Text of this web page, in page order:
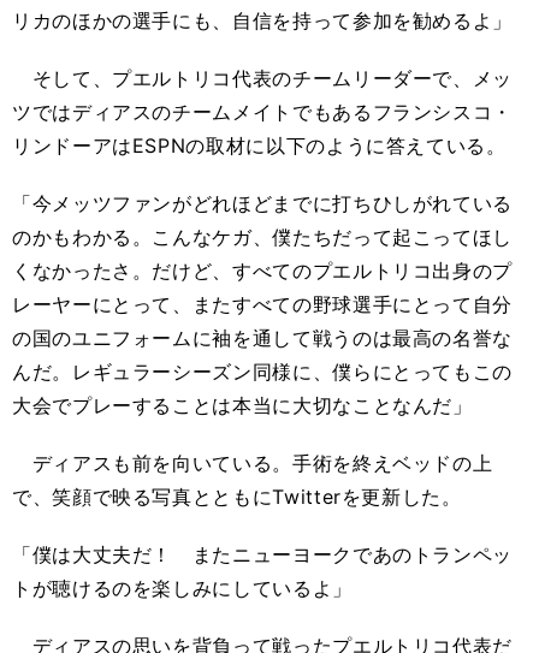
リカのほかの選手にも、自信を持って参加を勧めるよ」
そして、プエルトリコ代表のチームリーダーで、メッ
ツではディアスのチームメイトでもあるフランシスコ・
リンドーアはESPNの取材に以下のように答えている。
「今メッツファンがどれほどまでに打ちひしがれている
のかもわかる。こんなケガ、僕たちだって起こってほし
くなかったさ。だけど、すべてのプエルトリコ出身のプ
レーヤーにとって、またすべての野球選手にとって自分
の国のユニフォームに袖を通して戦うのは最高の名誉な
んだ。レギュラーシーズン同様に、僕らにとってもこの
大会でプレーすることは本当に大切なことなんだ」
ディアスも前を向いている。手術を終えベッドの上
で、笑顔で映る写真とともにTwitterを更新した。
「僕は大丈夫だ！ またニューヨークであのトランペッ
トが聴けるのを楽しみにしているよ」
ディアスの思いを背負って戦ったプエルトリコ代表だ